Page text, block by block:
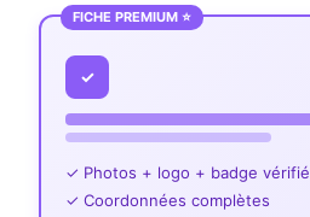
FICHE PREMIUM ⭐
✓
✓ Photos + logo + badge vérifié
✓ Coordonnées complètes